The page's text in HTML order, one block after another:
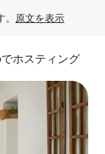
原文を表示
ホスティング